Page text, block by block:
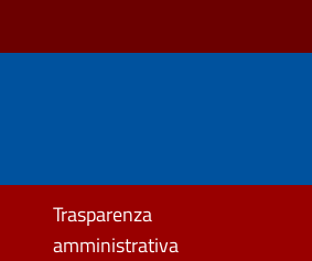
Trasparenza
amministrativa